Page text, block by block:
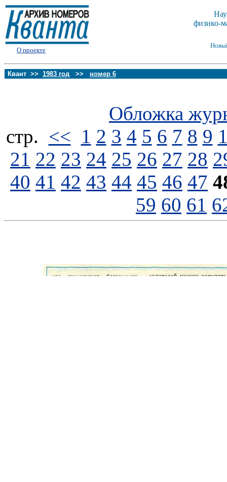
О проекте
физико-
Квант >> 1983 год >> номер 6
Обложка
стp. << 1 2 3 4 5 6 7 8 9
21 22 23 24 25 26 27 28
40 41 42 43 44 45 46 47
59 60 61